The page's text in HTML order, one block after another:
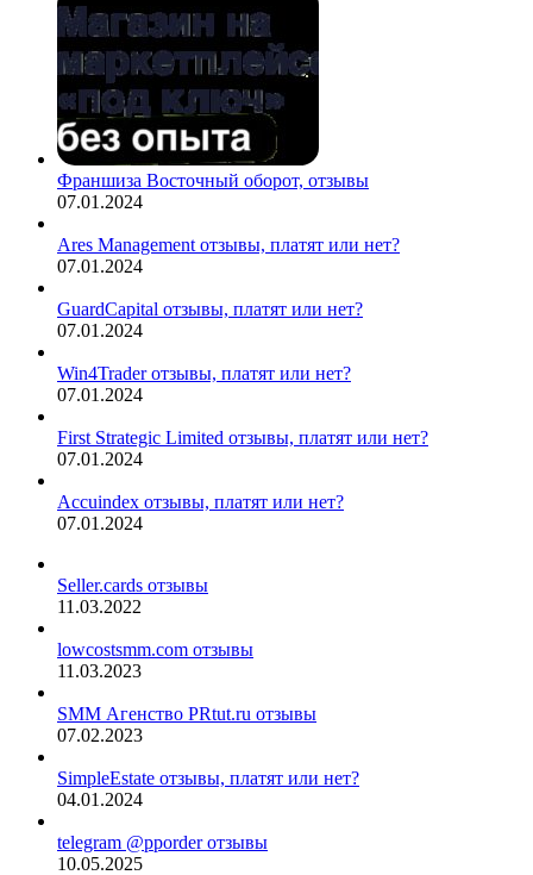
Франшиза Восточный оборот, отзывы
07.01.2024
Ares Management отзывы, платят или нет?
07.01.2024
GuardCapital отзывы, платят или нет?
07.01.2024
Win4Trader отзывы, платят или нет?
07.01.2024
First Strategic Limited отзывы, платят или нет?
07.01.2024
Accuindex отзывы, платят или нет?
07.01.2024
Seller.cards отзывы
11.03.2022
lowcostsmm.com отзывы
11.03.2023
SMM Агенство PRtut.ru отзывы
07.02.2023
SimpleEstate отзывы, платят или нет?
04.01.2024
telegram @pporder отзывы
10.05.2025